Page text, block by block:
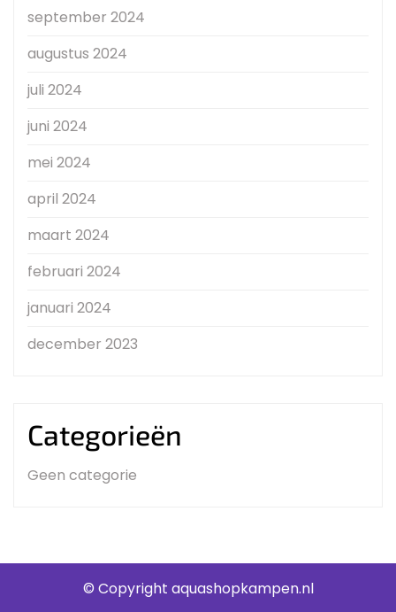
september 2024
augustus 2024
juli 2024
juni 2024
mei 2024
april 2024
maart 2024
februari 2024
januari 2024
december 2023
Categorieën
Geen categorie
© Copyright aquashopkampen.nl